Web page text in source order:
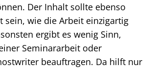
Der Inhalt sollte ebenso
sein, wie die Arbeit einzigartig
ergibt es wenig Sinn,
Seminararbeit oder
beauftragen. Da hilft nur